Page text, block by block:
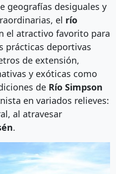
geografías desiguales y
el río
el atractivo favorito para
prácticas deportivas
de extensión,
y exóticas como
de Río Simpson
en variados relieves:
al atravesar
.